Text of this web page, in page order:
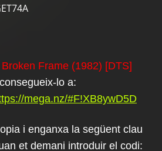
Broken Frame (1982) [DTS]
lo a:
mega.nz/#F!XB8ywD5D
i enganxa la següent clau
et demani introduir el codi: